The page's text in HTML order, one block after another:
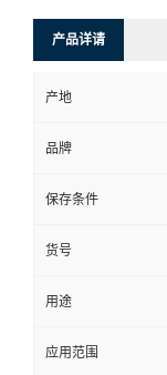
产品详请
产地
品牌
保存条件
货号
用途
应用范围